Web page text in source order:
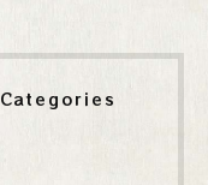
Categories